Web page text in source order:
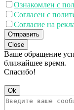
Ознакомлен с
Согласен с
Согласие на
Отправить
Close
Ваше обращение
ближайшее время.
Спасибо!
Ok